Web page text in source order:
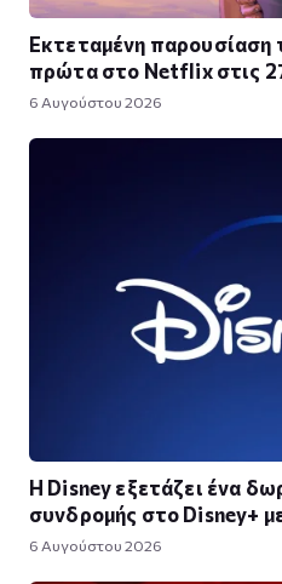
Εκτεταμένη παρουσίαση
πρώτα στο Netflix στις
6 Αυγούστου 2026
Η Disney εξετάζει ένα
συνδρομής στο Disney+
6 Αυγούστου 2026